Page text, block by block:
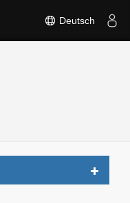
Deutsch
Toggle